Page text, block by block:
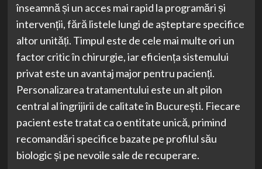
înseamnă și un acces mai rapid la programări și
intervenții, fără listele lungi de așteptare specifice
altor unități. Timpul este de cele mai multe ori un
factor critic în chirurgie, iar eficiența sistemului
privat este un avantaj major pentru pacienți.
Personalizarea tratamentului este un alt pilon
central al îngrijirii de calitate în București. Fiecare
pacient este tratat ca o entitate unică, primind
recomandări specifice bazate pe profilul său
biologic și pe nevoile sale de recuperare.